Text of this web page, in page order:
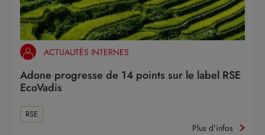
ACTUALITÉS INTERNES
Adone progresse de 14 points sur le label RSE
EcoVadis
RSE
Plus d'infos